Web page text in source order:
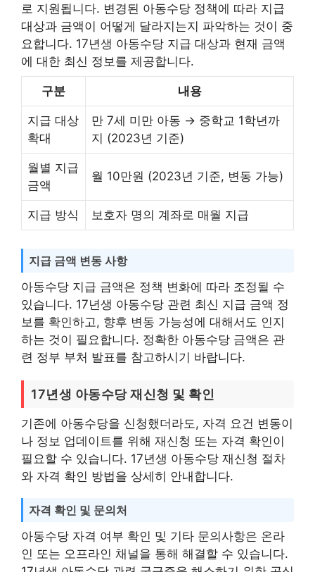
로 지원됩니다. 변경된 아동수당 정책에 따라 지급
대상과 금액이 어떻게 달라지는지 파악하는 것이 중
요합니다. 17년생 아동수당 지급 대상과 현재 금액
에 대한 최신 정보를 제공합니다.
구분 내용
지급 대상
확대
만 7세 미만 아동 → 중학교 1학년까
지 (2023년 기준)
월별 지급
금액
월 10만원 (2023년 기준, 변동 가능)
지급 방식 보호자 명의 계좌로 매월 지급
지급 금액 변동 사항
아동수당 지급 금액은 정책 변화에 따라 조정될 수
있습니다. 17년생 아동수당 관련 최신 지급 금액 정
보를 확인하고, 향후 변동 가능성에 대해서도 인지
하는 것이 필요합니다. 정확한 아동수당 금액은 관
련 정부 부처 발표를 참고하시기 바랍니다.
17년생 아동수당 재신청 및 확인
기존에 아동수당을 신청했더라도, 자격 요건 변동이
나 정보 업데이트를 위해 재신청 또는 자격 확인이
필요할 수 있습니다. 17년생 아동수당 재신청 절차
와 자격 확인 방법을 상세히 안내합니다.
자격 확인 및 문의처
아동수당 자격 여부 확인 및 기타 문의사항은 온라
인 또는 오프라인 채널을 통해 해결할 수 있습니다.